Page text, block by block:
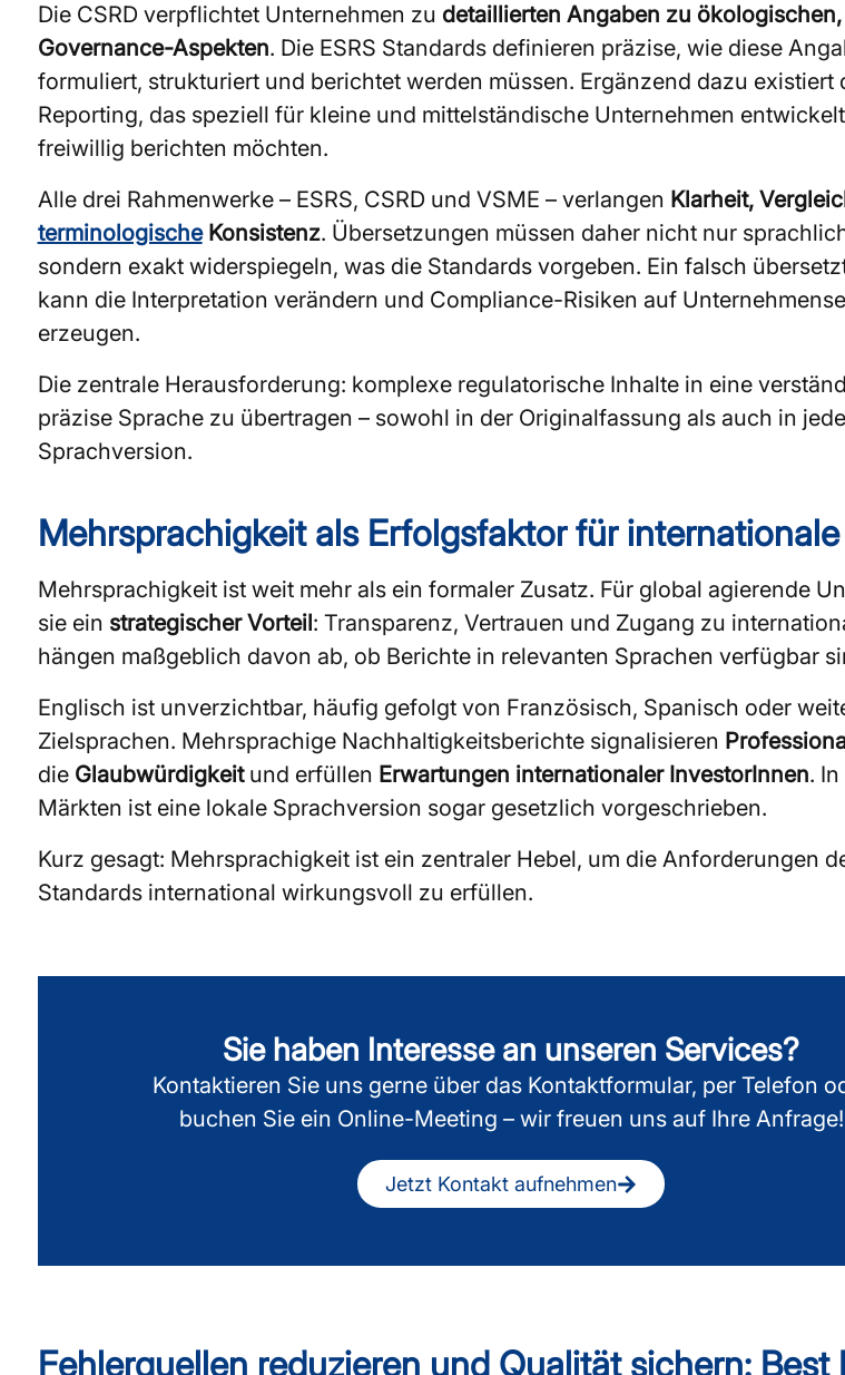
Die CSRD verpflichtet Unternehmen zu detaillierten Angaben zu
Governance-Aspekten. Die ESRS Standards definieren präzise, wie diese
formuliert, strukturiert und berichtet werden müssen. Ergänzend dazu existiert
Reporting, das speziell für kleine und mittelständische Unternehmen
freiwillig berichten möchten.
Alle drei Rahmenwerke – ESRS, CSRD und VSME – verlangen Klarheit,
terminologischeKonsistenz. Übersetzungen müssen daher nicht nur
sondern exakt widerspiegeln, was die Standards vorgeben. Ein falsch
kann die Interpretation verändern und Compliance-Risiken auf
erzeugen.
Die zentrale Herausforderung: komplexe regulatorische Inhalte in eine
präzise Sprache zu übertragen – sowohl in der Originalfassung als auch in
Sprachversion.
Mehrsprachigkeit als Erfolgsfaktor für
Mehrsprachigkeit ist weit mehr als ein formaler Zusatz. Für global agierende
sie ein strategischer Vorteil: Transparenz, Vertrauen und Zugang zu
hängen maßgeblich davon ab, ob Berichte in relevanten Sprachen verfügbar
Englisch ist unverzichtbar, häufig gefolgt von Französisch, Spanisch oder
Zielsprachen. Mehrsprachige Nachhaltigkeitsberichte signalisieren
die Glaubwürdigkeitund erfüllen Erwartungen internationaler InvestorInnen.
Märkten ist eine lokale Sprachversion sogar gesetzlich vorgeschrieben.
Kurz gesagt: Mehrsprachigkeit ist ein zentraler Hebel, um die Anforderungen
Standards international wirkungsvoll zu erfüllen.
Sie haben Interesse an unseren Services?
Kontaktieren Sie uns gerne über das Kontaktformular, per Telefon
buchen Sie ein Online-Meeting – wir freuen uns auf Ihre Anfrage!
Jetzt Kontakt aufnehmen
Fehlerquellen reduzieren und Qualität sichern: Best